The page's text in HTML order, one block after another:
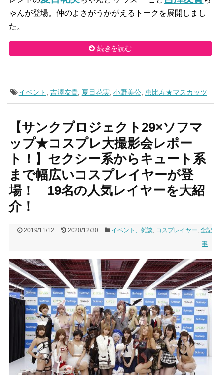
ゃんが登場。仲のよさがうかがえるトークを展開しまし
た。
続きを読む
イベント , 吉澤友貴, 夏目花実, 小野美公, 恵比寿★マスカッツ
【サンクプロジェクト29×ソフマ
ップ★コスプレ大撮影会レポー
ト！】セクシー系からキュート系
まで幅広いコスプレイヤーが登
場！ 19名の人気レイヤーを大紹
介！
2019/11/12 2020/12/30 イベント、雑談, コスプレイヤー, 全記
事